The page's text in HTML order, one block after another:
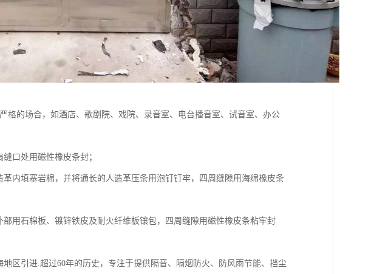
格的场合，如酒店、歌剧院、戏院、录音室、电台播音室、试音室、办公
口处用磁性橡皮条封；
内填塞岩棉，并将通长的人造革压条用泡钉钉牢，四周缝隙用海绵橡皮条
用石棉板、镀锌铁皮及耐火纤维板镶包，四周缝隙用磁性橡皮条粘牢封
区引进.超过60年的历史，专注于提供隔音、隔烟防火、防风雨节能、挡尘